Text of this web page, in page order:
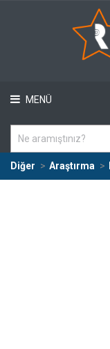
MENÜ
Diğer Araştırma